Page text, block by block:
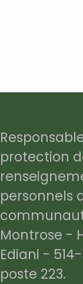
protection
personnels
Montrose -
Ediani -
poste 223.